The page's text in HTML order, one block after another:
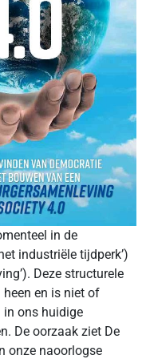
in de
industriële tijdperk’)
Deze structurele
en is niet of
in ons huidige
De oorzaak ziet De
onze naoorlogse